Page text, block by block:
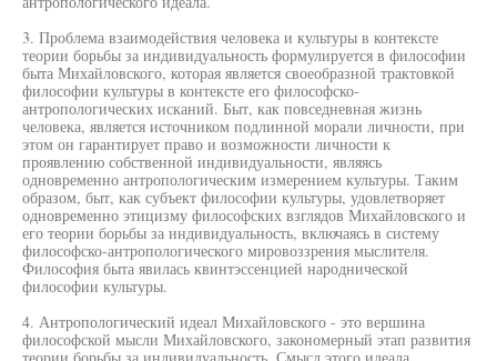
3. Проблема взаимодействия человека и культуры в контексте
теории борьбы за индивидуальность формулируется в философии
быта Михайловского, которая является своеобразной трактовкой
философии культуры в контексте его философско-
антропологических исканий. Быт, как повседневная жизнь
человека, является источником подлинной морали личности, при
этом он гарантирует право и возможности личности к
проявлению собственной индивидуальности, являясь
одновременно антропологическим измерением культуры. Таким
образом, быт, как субъект философии культуры, удовлетворяет
одновременно этицизму философских взглядов Михайловского и
его теории борьбы за индивидуальность, включаясь в систему
философско-антропологического мировоззрения мыслителя.
Философия быта явилась квинтэссенцией народнической
философии культуры.
4. Антропологический идеал Михайловского - это вершина
философской мысли Михайловского, закономерный этап развития